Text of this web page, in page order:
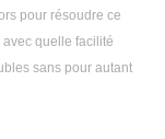
pour résoudre ce
quelle facilité
sans pour autant